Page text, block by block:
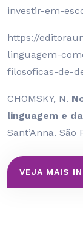
investir-em-
https://
linguagem-
filosoficas-de-
CHOMSKY, N.
linguagem e
Sant’Anna. São
VEJA MAIS